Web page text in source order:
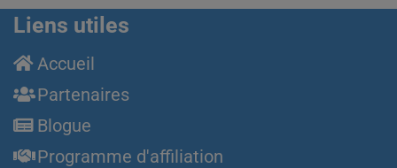
Liens utiles
Accueil
Partenaires
Blogue
Programme d'affiliation